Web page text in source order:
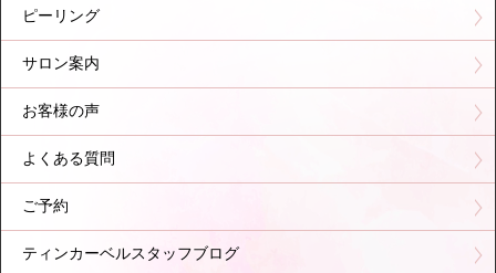
ピーリング
サロン案内
お客様の声
よくある質問
ご予約
ティンカーベルスタッフブログ